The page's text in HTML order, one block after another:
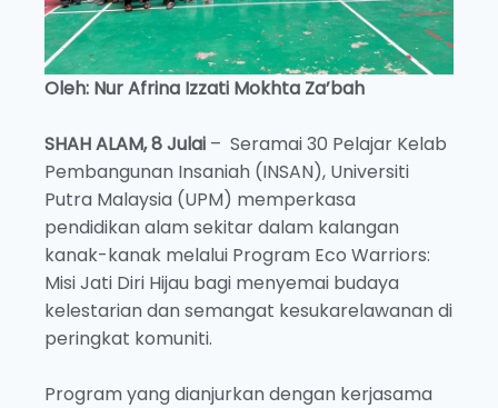
Oleh: Nur Afrina Izzati Mokhta Za’bah
SHAH ALAM, 8 Julai – Seramai 30 Pelajar Kelab
Pembangunan Insaniah (INSAN), Universiti
Putra Malaysia (UPM) memperkasa
pendidikan alam sekitar dalam kalangan
kanak-kanak melalui Program Eco Warriors:
Misi Jati Diri Hijau bagi menyemai budaya
kelestarian dan semangat kesukarelawanan di
peringkat komuniti.
Program yang dianjurkan dengan kerjasama